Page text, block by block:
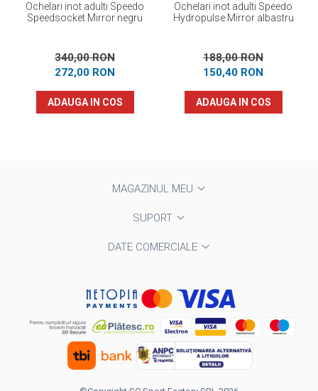
Ochelari inot adulti Speedo
Speedsocket Mirror negru
340,00 RON
272,00 RON
ADAUGA IN COS
Ochelari inot adulti Speedo
Hydropulse Mirror albastru
188,00 RON
150,40 RON
ADAUGA IN COS
MAGAZINUL MEU
SUPORT
DATE COMERCIALE